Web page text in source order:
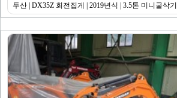
두산 | DX35Z 회전집게 | 2019년식 | 3.5톤 미니굴삭기